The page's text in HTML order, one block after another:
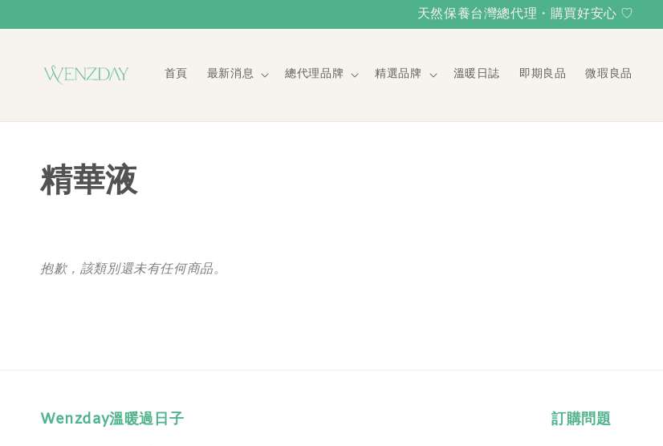
天然保養台灣總代理・購買好安心 ♡
首頁 最新消息 總代理品牌 精選品牌 溫暖日誌 即期良品 微瑕良品
精華液
抱歉，該類別還未有任何商品。
Wenzday溫暖過日子 訂購問題